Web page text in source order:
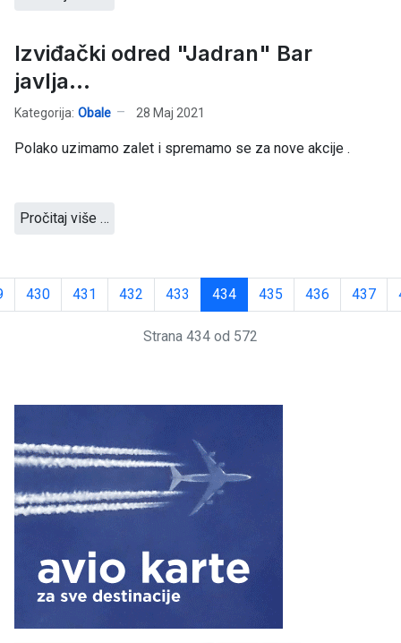
Izviđački odred "Jadran" Bar
javlja...
Kategorija: Obale 28 Maj 2021
Polako uzimamo zalet i spremamo se za nove akcije .
Pročitaj više …
430 431 432 433 434 435 436 437
Strana 434 od 572